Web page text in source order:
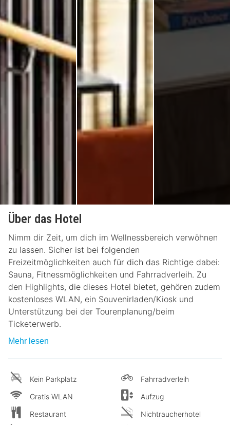
Über das Hotel
Nimm dir Zeit, um dich im Wellnessbereich verwöhnen
zu lassen. Sicher ist bei folgenden
Freizeitmöglichkeiten auch für dich das Richtige dabei:
Sauna, Fitnessmöglichkeiten und Fahrradverleih. Zu
den Highlights, die dieses Hotel bietet, gehören zudem
kostenloses WLAN, ein Souvenirladen/Kiosk und
Unterstützung bei der Tourenplanung/beim
Ticketerwerb.
Mehr lesen
Kein Parkplatz
Gratis WLAN
Restaurant
Fahrradverleih
Aufzug
Nichtraucherhotel